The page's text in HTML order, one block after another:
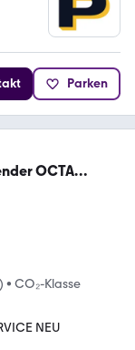
Parken
OCTA
• CO₂-Klasse
NEU